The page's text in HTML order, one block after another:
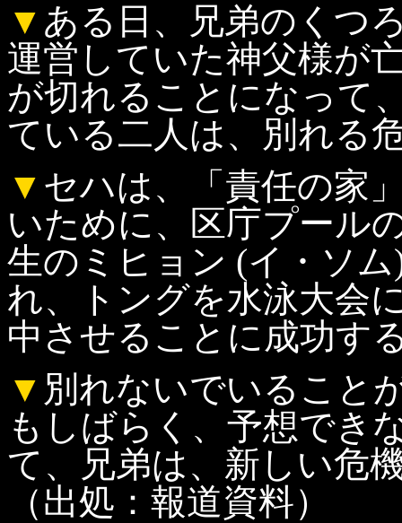
▼ ある日、兄弟のくつ
運営していた神父様が
が切れることになって
ている二人は、別れる
▼ セハは、「責任の家
いために、区庁プール
生のミヒョン (イ・ソ
れ、トングを水泳大会
中させることに成功す
▼ 別れないでいること
もしばらく、予想でき
て、兄弟は、新しい危
（出処：報道資料）